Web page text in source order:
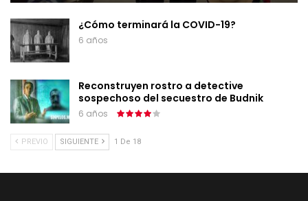
¿Cómo terminará la COVID-19?
6 años
Reconstruyen rostro a detective
sospechoso del secuestro de Budnik
6 años
PREVIO SIGUIENTE 1 De 18